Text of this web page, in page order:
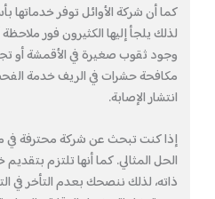
كما أن شركة الأوائل توفر خدماتها
لذلك يلجأ إليها الكثيرون فور
وجود ثقوب صغيرة في الأقمشة أو
مكافحة حشرات في الريف خدمة
انتشار الإصابة.
إذا كنت تبحث عن شركة محترفة في
الحل المثالي. كما أنها تلتزم
ذاته، لذلك ننصحك بعدم التأخر في